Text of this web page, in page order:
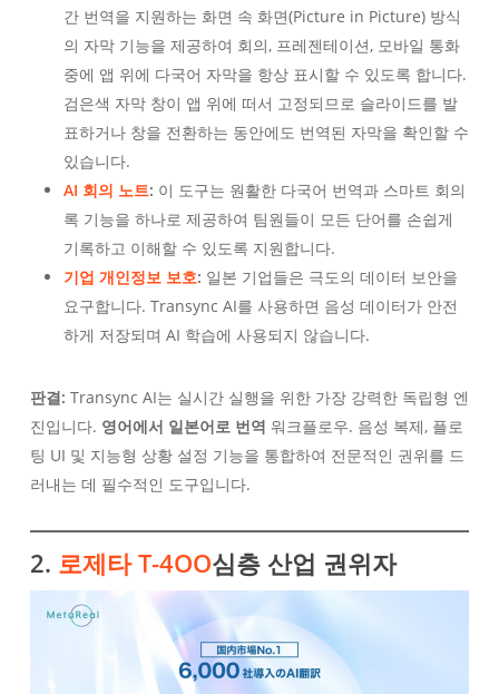
간 번역을 지원하는 화면 속 화면(Picture in Picture) 방식
의 자막 기능을 제공하여 회의, 프레젠테이션, 모바일 통화
중에 앱 위에 다국어 자막을 항상 표시할 수 있도록 합니다.
검은색 자막 창이 앱 위에 떠서 고정되므로 슬라이드를 발
표하거나 창을 전환하는 동안에도 번역된 자막을 확인할 수
있습니다.
AI 회의 노트: 이 도구는 원활한 다국어 번역과 스마트 회의
록 기능을 하나로 제공하여 팀원들이 모든 단어를 손쉽게
기록하고 이해할 수 있도록 지원합니다.
기업 개인정보 보호: 일본 기업들은 극도의 데이터 보안을
요구합니다. Transync AI를 사용하면 음성 데이터가 안전
하게 저장되며 AI 학습에 사용되지 않습니다.
판결: Transync AI는 실시간 실행을 위한 가장 강력한 독립형 엔
진입니다. 영어에서 일본어로 번역 워크플로우. 음성 복제, 플로
팅 UI 및 지능형 상황 설정 기능을 통합하여 전문적인 권위를 드
러내는 데 필수적인 도구입니다.
2. 로제타 T-4OO심층 산업 권위자